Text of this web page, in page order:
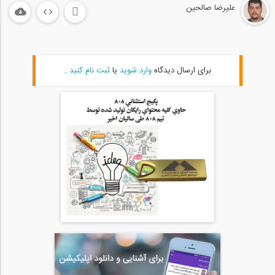
59
معیار پذیرش رفتاری در قاب خمشی فولادی
فیلم کامل ورکشاپ بهسازی لرزه ای در قالب...
علیرضا صالحین
برای ارسال دیدگاهوارد شوید یاثبت نام کنید .